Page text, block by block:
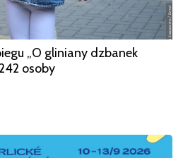
„O gliniany dzbanek
osoby